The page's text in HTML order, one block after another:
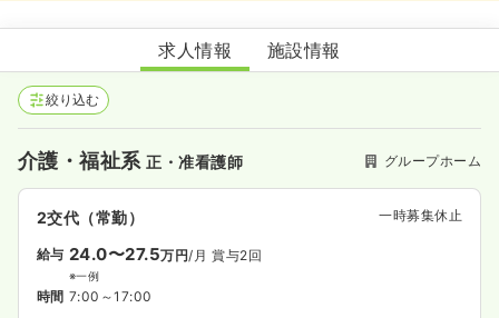
グループホーム楓
求人情報 施設情報
絞り込む
介護・福祉系正・准看護師 グループホーム
2交代（常勤） 一時募集休止
給与 24.0〜27.5万円/月 賞与2回
※一例
時間 7:00～17:00